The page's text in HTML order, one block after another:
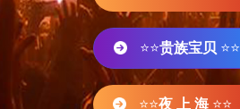
⭐⭐贵族宝贝 ⭐⭐
⭐⭐夜 上 海 ⭐⭐